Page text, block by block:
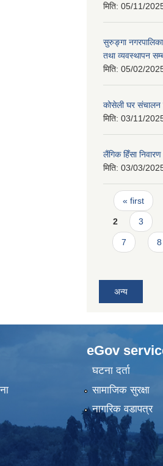
मिति: 05/11/
सुरुङ्गा
तथा व्यवस्थापन
मिति: 05/02/
कोसेली घर संचालन
मिति: 03/11/
लैंगिक हिँसा
मिति: 03/03/
Pages
« first
2 3
7 8
अन्य
eGov
घटना दर्ता
सामाजिक सुरक्षा
नागरिक वडापत्र